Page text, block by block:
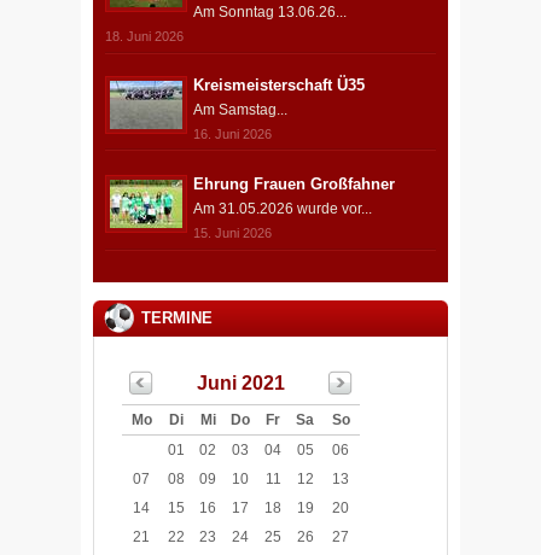
Am Sonntag 13.06.26...
18. Juni 2026
Kreismeisterschaft Ü35
Am Samstag...
16. Juni 2026
Ehrung Frauen Großfahner
Am 31.05.2026 wurde vor...
15. Juni 2026
TERMINE
Juni 2021
Mo Di Mi Do Fr Sa
So
01
02 03 04 05
06
07
08 09 10 11 12
13
14
15 16 17 18 19
20
21
22 23 24 25 26
27